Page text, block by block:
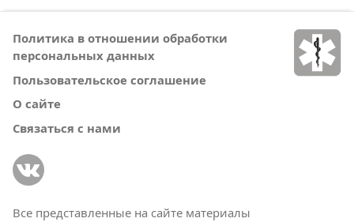
Политика в отношении обработки
персональных данных
Пользовательское соглашение
О сайте
Связаться с нами
Все представленные на сайте материалы